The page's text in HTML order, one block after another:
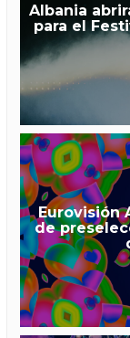
Albania
para el
Eurovisión
de